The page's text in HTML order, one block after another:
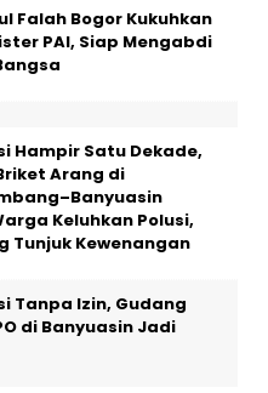
Falah Bogor Kukuhkan
PAI, Siap Mengabdi
Hampir Satu Dekade,
Arang di
Keluhkan Polusi,
Tunjuk Kewenangan
Tanpa Izin, Gudang
di Banyuasin Jadi